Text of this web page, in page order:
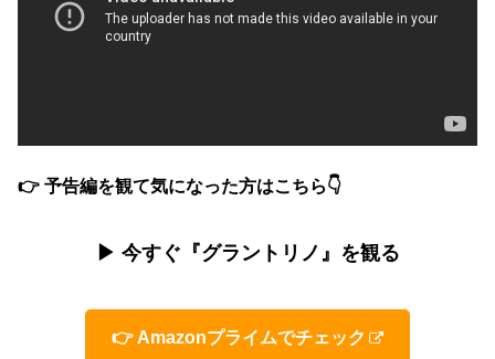
👉 予告編を観て気になった方はこちら👇
▶ 今すぐ『グラントリノ』を観る
👉 Amazonプライムでチェック